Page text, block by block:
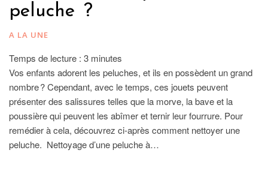
peluche ?
A LA UNE
Temps de lecture : 3 minutes
Vos enfants adorent les peluches, et ils en possèdent un grand
nombre ? Cependant, avec le temps, ces jouets peuvent
présenter des salissures telles que la morve, la bave et la
poussière qui peuvent les abîmer et ternir leur fourrure. Pour
remédier à cela, découvrez ci-après comment nettoyer une
peluche. Nettoyage d’une peluche à…